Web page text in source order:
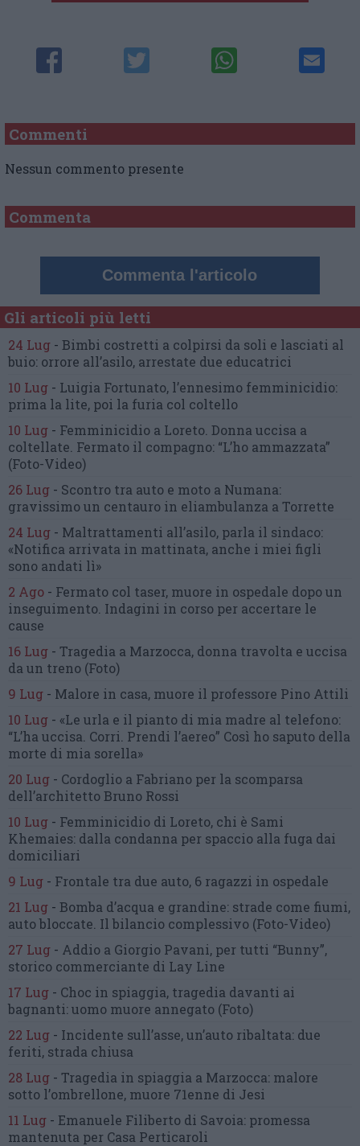
Commenti
Nessun commento presente
Commenta
Commenta l'articolo
Gli articoli più letti
24 Lug - Bimbi costretti a colpirsi da soli e lasciati al
buio: orrore all’asilo, arrestate due educatrici
10 Lug - Luigia Fortunato, l’ennesimo femminicidio:
prima la lite, poi la furia col coltello
10 Lug - Femminicidio a Loreto. Donna uccisa a
coltellate. Fermato il compagno: “L’ho ammazzata”
(Foto-Video)
26 Lug - Scontro tra auto e moto a Numana:
gravissimo un centauro in eliambulanza a Torrette
24 Lug - Maltrattamenti all’asilo, parla il sindaco:
«Notifica arrivata in mattinata, anche i miei figli
sono andati lì»
2 Ago - Fermato col taser, muore in ospedale dopo un
inseguimento. Indagini in corso per accertare le
cause
16 Lug - Tragedia a Marzocca, donna travolta e uccisa
da un treno (Foto)
9 Lug - Malore in casa, muore il professore Pino Attili
10 Lug - «Le urla e il pianto di mia madre al telefono:
“L’ha uccisa. Corri. Prendi l’aereo” Così ho saputo della
morte di mia sorella»
20 Lug - Cordoglio a Fabriano per la scomparsa
dell’architetto Bruno Rossi
10 Lug - Femminicidio di Loreto, chi è Sami
Khemaies: dalla condanna per spaccio alla fuga dai
domiciliari
9 Lug - Frontale tra due auto, 6 ragazzi in ospedale
21 Lug - Bomba d’acqua e grandine: strade come fiumi,
auto bloccate. Il bilancio complessivo (Foto-Video)
27 Lug - Addio a Giorgio Pavani, per tutti “Bunny”,
storico commerciante di Lay Line
17 Lug - Choc in spiaggia, tragedia davanti ai
bagnanti:uomo muore annegato (Foto)
22 Lug - Incidente sull’asse, un’auto ribaltata: due
feriti, strada chiusa
28 Lug - Tragedia in spiaggia a Marzocca: malore
sotto l’ombrellone, muore 71enne di Jesi
11 Lug - Emanuele Filiberto di Savoia: promessa
mantenuta per Casa Perticaroli